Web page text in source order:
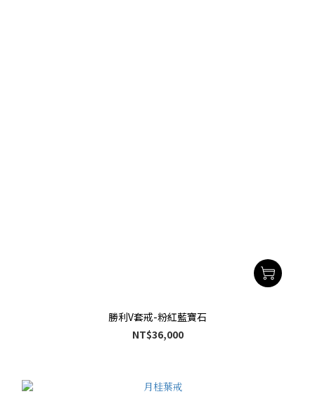
勝利V套戒-粉紅藍寶石
NT$36,000